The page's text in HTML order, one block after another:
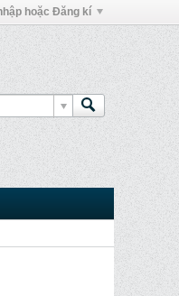
hoặc Đăng kí